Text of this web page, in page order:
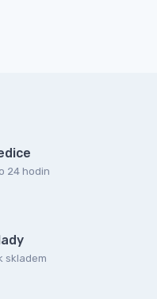
24 hodin
skladem